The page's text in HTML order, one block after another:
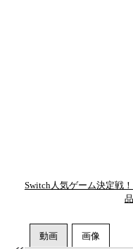
Switch人気ゲーム決定戦